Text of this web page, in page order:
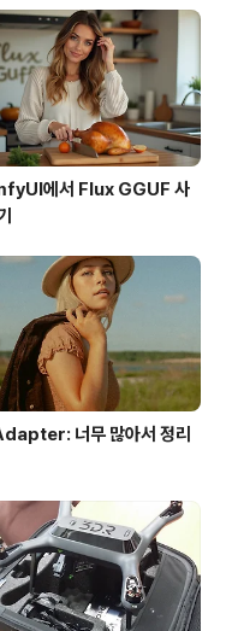
다운
가우
가우디
니다..
에서 Flux GGUF 사
너무 많아서 정리